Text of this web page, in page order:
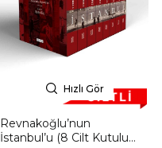
Hızlı Gör
Revnakoğlu’nun
İstanbul’u (8 Cilt Kutulu